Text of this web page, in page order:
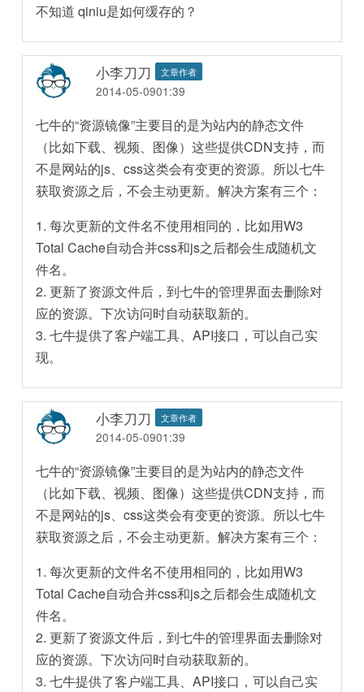
不知道 qiniu是如何缓存的？
小李刀刀 文章作者
2014-05-0901:39
七牛的“资源镜像”主要目的是为站内的静态文件
（比如下载、视频、图像）这些提供CDN支持，而
不是网站的js、css这类会有变更的资源。所以七牛
获取资源之后，不会主动更新。解决方案有三个：
1. 每次更新的文件名不使用相同的，比如用W3
Total Cache自动合并css和js之后都会生成随机文
件名。
2. 更新了资源文件后，到七牛的管理界面去删除对
应的资源。下次访问时自动获取新的。
3. 七牛提供了客户端工具、API接口，可以自己实
现。
小李刀刀 文章作者
2014-05-0901:39
七牛的“资源镜像”主要目的是为站内的静态文件
（比如下载、视频、图像）这些提供CDN支持，而
不是网站的js、css这类会有变更的资源。所以七牛
获取资源之后，不会主动更新。解决方案有三个：
1. 每次更新的文件名不使用相同的，比如用W3
Total Cache自动合并css和js之后都会生成随机文
件名。
2. 更新了资源文件后，到七牛的管理界面去删除对
应的资源。下次访问时自动获取新的。
3. 七牛提供了客户端工具、API接口，可以自己实